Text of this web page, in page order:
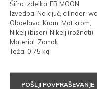
Šifra izdelka: FB.MOON
Izvedba: Na ključ, cilinder, wc
Obdelava: Krom, Mat krom,
Nikelj (biser), Nikelj (rožnati)
Material: Zamak
Teža: 0,75 kg
POŠLJI POVPRAŠEVANJE